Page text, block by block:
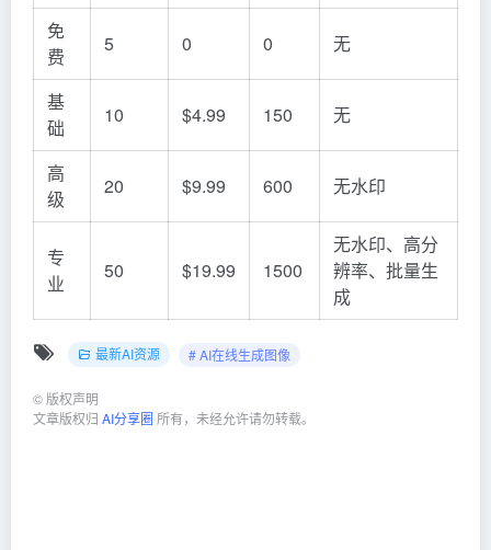
免
费
5 0 0 无
基
础
10 $4.99 150 无
高
级
20 $9.99 600 无水印
专
业
50 $19.99 1500
无水印、高分
辨率、批量生
成
最新AI资源 # AI在线生成图像
© 版权声明
文章版权归 AI分享圈 所有，未经允许请勿转载。